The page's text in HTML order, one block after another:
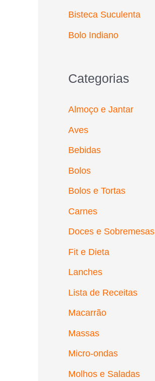
Bisteca Suculenta
Bolo Indiano
Categorias
Almoço e Jantar
Aves
Bebidas
Bolos
Bolos e Tortas
Carnes
Doces e Sobremesas
Fit e Dieta
Lanches
Lista de Receitas
Macarrão
Massas
Micro-ondas
Molhos e Saladas